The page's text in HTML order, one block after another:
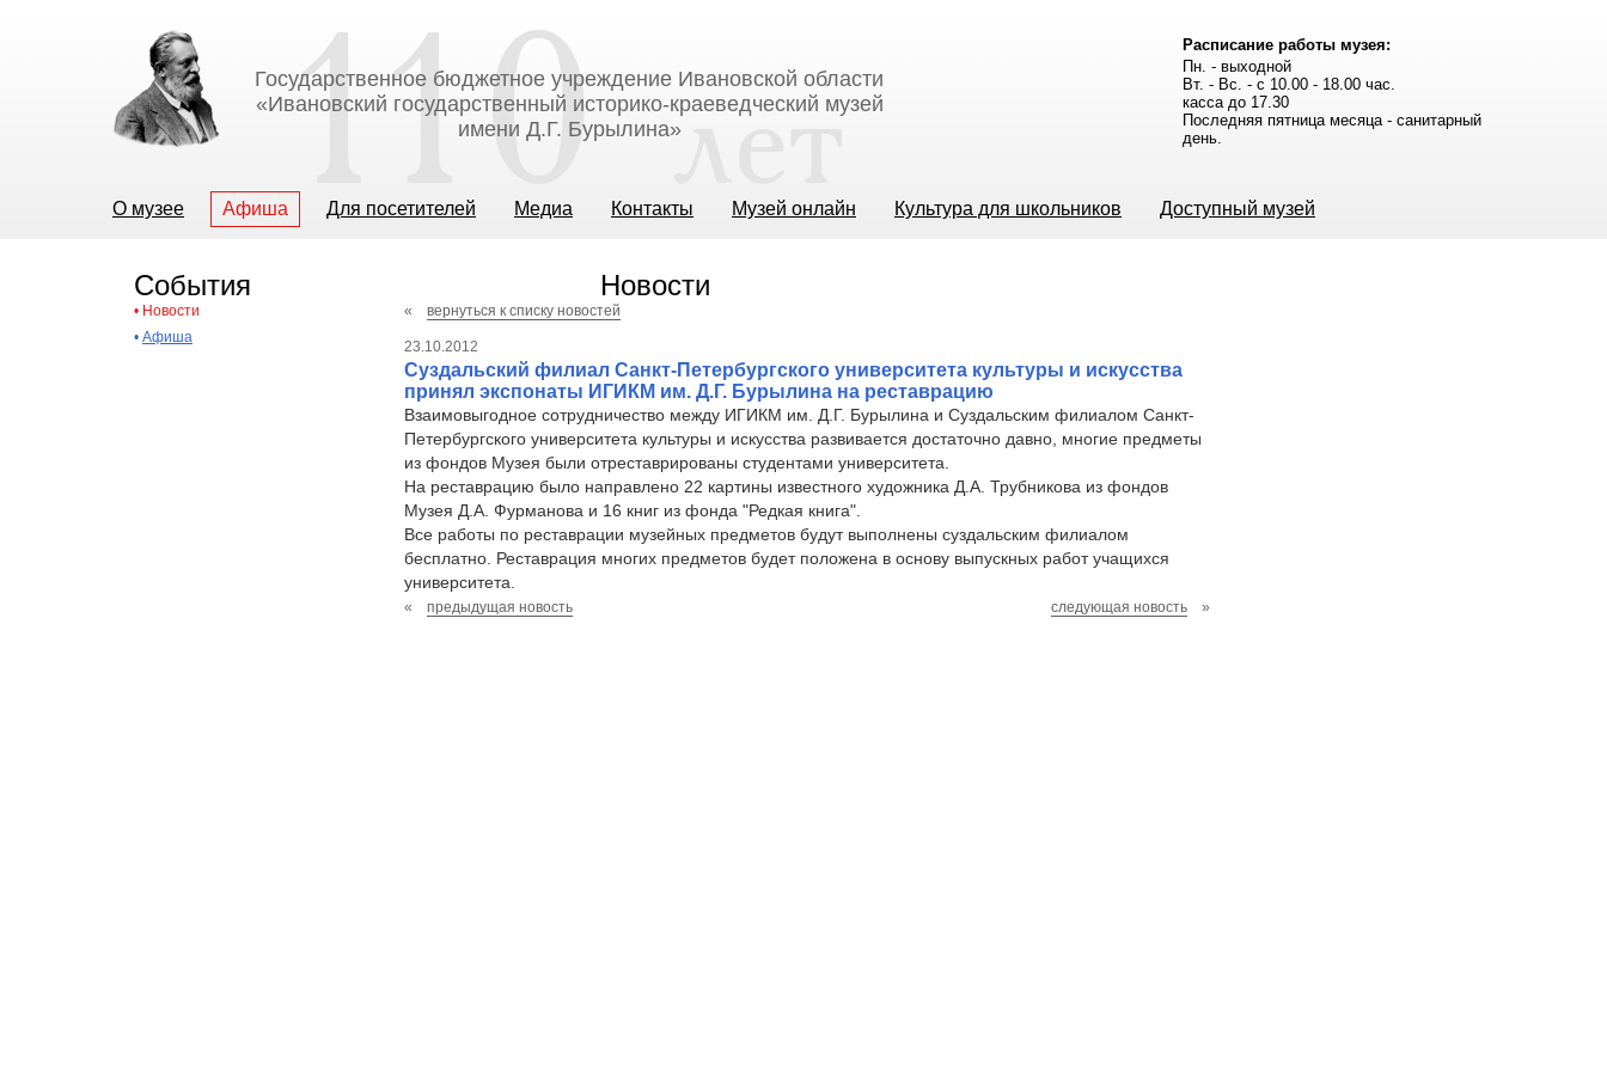
Государственное бюджетное учреждение Ивановской области
«Ивановский государственный историко-краеведческий музей
имени Д.Г. Бурылина»
Расписание работы музея:
Пн. - выходной
Вт. - Вс. - с 10.00 - 18.00 час.
касса до 17.30
Последняя пятница месяца - санитарный
день.
О музее Афиша Для посетителей Медиа Контакты Музей онлайн Культура для школьников Доступный музей
События
• Новости
• Афиша
Новости
« вернуться к списку новостей
23.10.2012
Суздальский филиал Санкт-Петербургского университета культуры и искусства
принял экспонаты ИГИКМ им. Д.Г. Бурылина на реставрацию
Взаимовыгодное сотрудничество между ИГИКМ им. Д.Г. Бурылина и Суздальским филиалом Санкт-
Петербургского университета культуры и искусства развивается достаточно давно, многие предметы
из фондов Музея были отреставрированы студентами университета.
На реставрацию было направлено 22 картины известного художника Д.А. Трубникова из фондов
Музея Д.А. Фурманова и 16 книг из фонда "Редкая книга".
Все работы по реставрации музейных предметов будут выполнены суздальским филиалом
бесплатно. Реставрация многих предметов будет положена в основу выпускных работ учащихся
университета.
« предыдущая новость следующая новость »